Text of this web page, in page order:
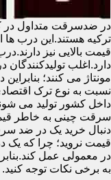
در ضدسرقت متداول در
ترکیه هستند.این درب ها
قیمت بالایی نیز
دارد.اغلب
مونتاژ می کنند؛
نسبت به نوع ترک
داخل کشور تولید می
سرقت چینی به خاطر
دنبال خرید یک در ضد
قیمت نروید؛ چرا که
در معمولی عمل
به برخی نکات توجه کنید.